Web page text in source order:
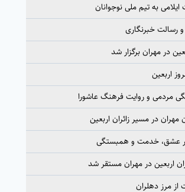
به تیم ملی نوجوانان
و رسالت خبرنگاری
در مهران برگزار شد
اربعین
مردمی و روایت فرهنگ عاشورا
در مسیر زائران اربعین
عشق، خدمت و همبستگی
اربعین در مهران مستقر شد
مرز دهلران